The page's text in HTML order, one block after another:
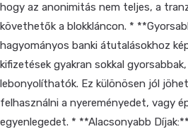
hogy az anonimitás nem teljes, a
követhetők a blokkláncon. *
hagyományos banki átutalásokhoz
kifizetések gyakran sokkal
lebonyolíthatók. Ez különösen jól
felhasználni a nyereményedet, vagy
egyenlegedet. * **Alacsonyabb